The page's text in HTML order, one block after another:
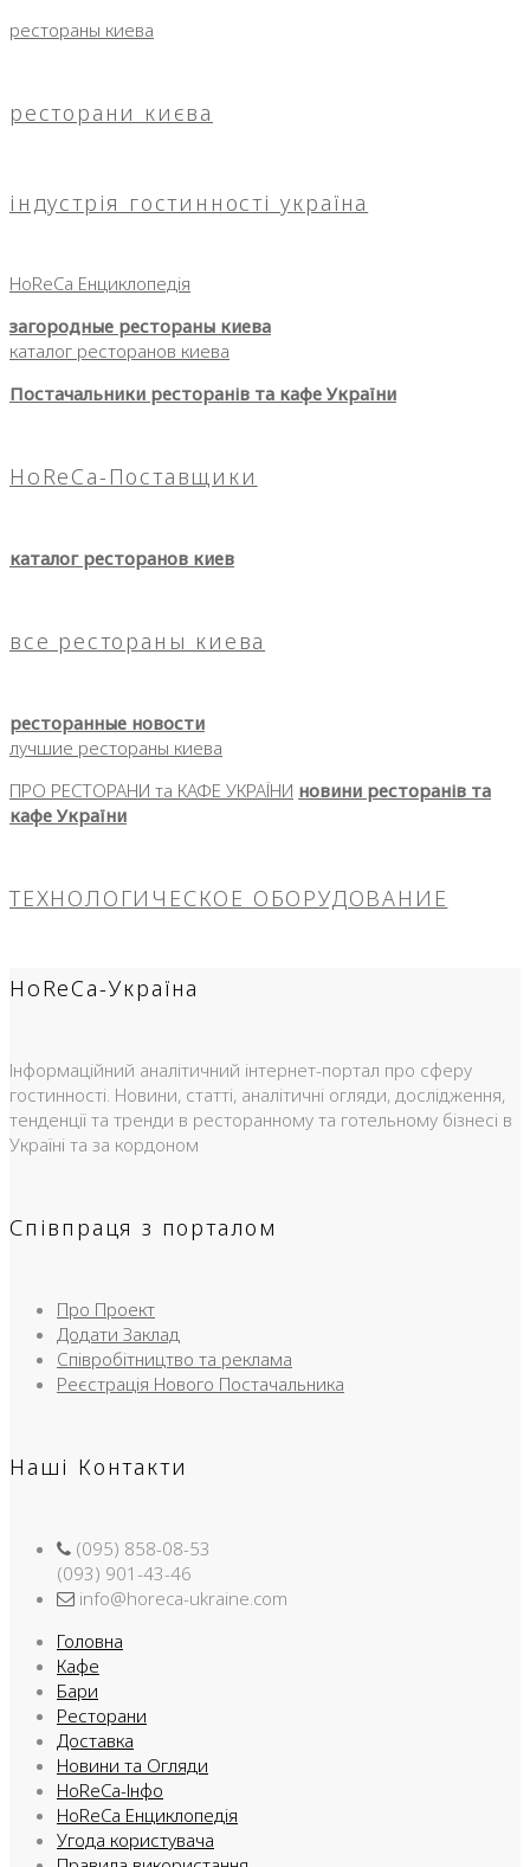
рестораны киева
ресторани києва
індустрія гостинності україна
HoReCa Енциклопедія
загородные рестораны киева
каталог ресторанов киева
Постачальники ресторанів та кафе України
HoReCa-Поставщики
каталог ресторанов киев
все рестораны киева
ресторанные новости
лучшие рестораны киева
ПРО РЕСТОРАНИ та КАФЕ УКРАЇНИ новини ресторанів та
кафе України
ТЕХНОЛОГИЧЕСКОЕ ОБОРУДОВАНИЕ
HoReCa-Україна
Інформаційний аналітичний інтернет-портал про сферу
гостинності. Новини, статті, аналітичні огляди, дослідження,
тенденції та тренди в ресторанному та готельному бізнесі в
Україні та за кордоном
Співпраця з порталом
Про Проект
Додати Заклад
Співробітництво та реклама
Реєстрація Нового Постачальника
Наші Контакти
(095) 858-08-53
(093) 901-43-46
info@horeca-ukraine.com
Головна
Кафе
Бари
Ресторани
Доставка
Новини та Огляди
HoReCa-Інфо
HoReCa Енциклопедія
Угода користувача